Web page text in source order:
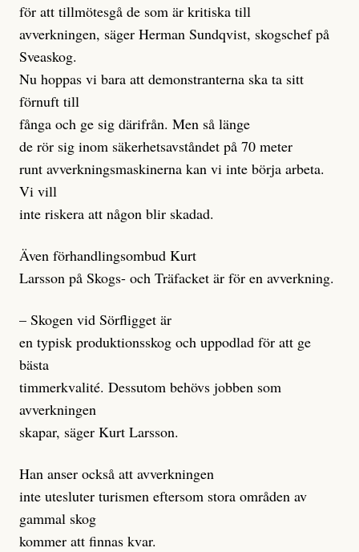
för att tillmötesgå de som är kritiska till
avverkningen, säger Herman Sundqvist, skogschef på
Sveaskog.
Nu hoppas vi bara att demonstranterna ska ta sitt
förnuft till
fånga och ge sig därifrån. Men så länge
de rör sig inom säkerhetsavståndet på 70 meter
runt avverkningsmaskinerna kan vi inte börja arbeta.
Vi vill
inte riskera att någon blir skadad.
Även förhandlingsombud Kurt
Larsson på Skogs- och Träfacket är för en avverkning.
– Skogen vid Sörfligget är
en typisk produktionsskog och uppodlad för att ge
bästa
timmerkvalité. Dessutom behövs jobben som
avverkningen
skapar, säger Kurt Larsson.
Han anser också att avverkningen
inte utesluter turismen eftersom stora områden av
gammal skog
kommer att finnas kvar.